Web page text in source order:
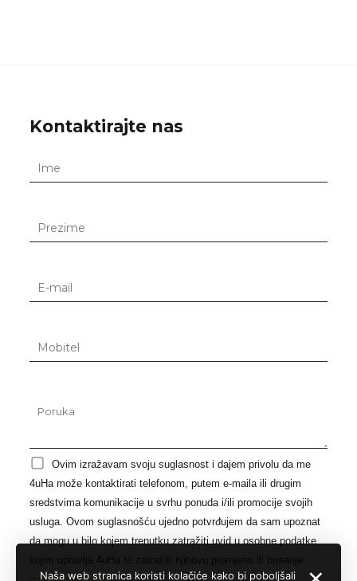
Kontaktirajte nas
Ovim izražavam svoju suglasnost i dajem privolu da me
4uHa može kontaktirati telefonom, putem e-maila ili drugim
sredstvima komunikacije u svrhu ponuda i/ili promocije svojih
usluga. Ovom suglasnošću ujedno potvrđujem da sam upoznat
da mogu u bilo kojem trenutku zatražiti uvid u osobne podatke
kojim upravlja 4uHa te zatražiti njihovu promjenu ili brisanje.
Naša web stranica koristi kolačiće kako bi poboljšali